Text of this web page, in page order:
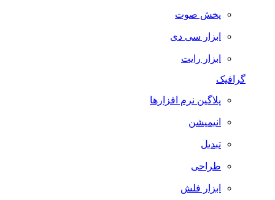
پخش صوت
ابزار سی دی
ابزار رایت
گرافیک
پلاگین نرم افزارها
انیمیشن
تبدیل
طراحی
ابزار فلش